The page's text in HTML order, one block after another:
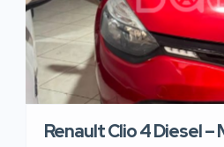
Renault Clio 4 Diesel –